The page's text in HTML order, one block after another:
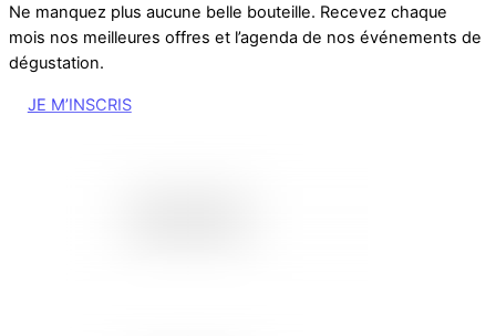
Ne manquez plus aucune belle bouteille. Recevez chaque
mois nos meilleures offres et l’agenda de nos événements de
dégustation.
JE M’INSCRIS